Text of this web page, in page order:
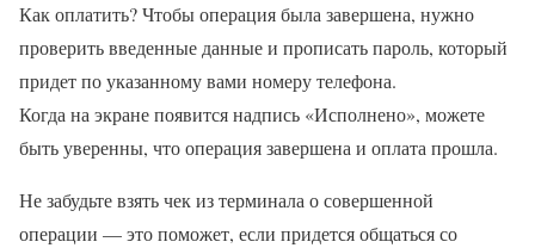
Как оплатить? Чтобы операция была завершена, нужно
проверить введенные данные и прописать пароль, который
придет по указанному вами номеру телефона.
Когда на экране появится надпись «Исполнено», можете
быть уверенны, что операция завершена и оплата прошла.
Не забудьте взять чек из терминала о совершенной
операции — это поможет, если придется общаться со